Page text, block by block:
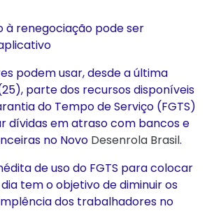
à renegociação pode ser
podem usar, desde a última
parte dos recursos disponíveis
do Tempo de Serviço (FGTS)
dívidas em atraso com bancos e
no Novo Desenrola Brasil.
de uso do FGTS para colocar
tem o objetivo de diminuir os
dos trabalhadores no